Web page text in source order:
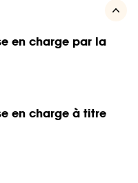
en charge par la
en charge à titre